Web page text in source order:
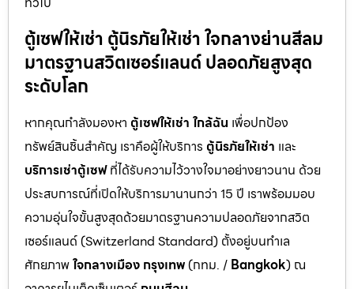
ตู้เซฟให้เช่า ตู้นิรภัยให้เช่า ใจกลางย่านสีลม
มาตรฐานสวิตเซอร์แลนด์ ปลอดภัยสูงสุด
ระดับโลก
หากคุณกำลังมองหา ตู้เซฟให้เช่า ใกล้ฉัน เพื่อปกป้อง
ทรัพย์สินชิ้นสำคัญ เราคือผู้ให้บริการ ตู้นิรภัยให้เช่า และ
บริการเช่าตู้เซฟที่ได้รับความไว้วางใจมาอย่างยาวนาน ด้วย
ประสบการณ์ที่เปิดให้บริการมานานกว่า 15 ปี เราพร้อมมอบ
ความอุ่นใจขั้นสูงสุดด้วยมาตรฐานความปลอดภัยจากสวิต
เซอร์แลนด์ (Switzerland Standard) ตั้งอยู่บนทำเล
ศักยภาพใจกลางเมือง กรุงเทพ(กทม. / Bangkok) ณ